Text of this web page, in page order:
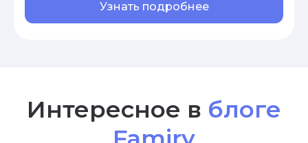
Узнать подробнее
Интересное в блоге